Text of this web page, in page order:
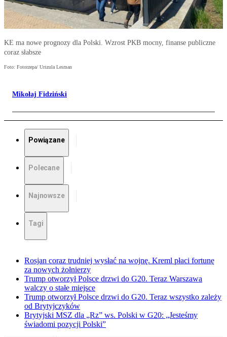
KE ma nowe prognozy dla Polski. Wzrost PKB mocny, finanse publiczne
coraz słabsze
Foto: Fotorzepa/ Urszula Lesman
Mikołaj Fidziński
Powiązane
Polecane
Najnowsze
Tagi
Rosjan coraz trudniej wysłać na wojnę. Kreml płaci fortunę
za nowych żołnierzy
Trump otworzył Polsce drzwi do G20. Teraz Warszawa
walczy o stałe miejsce
Trump otworzył Polsce drzwi do G20. Teraz wszystko zależy
od Brytyjczyków
Brytyjski MSZ dla „Rz” ws. Polski w G20: „Jesteśmy
świadomi pozycji Polski”